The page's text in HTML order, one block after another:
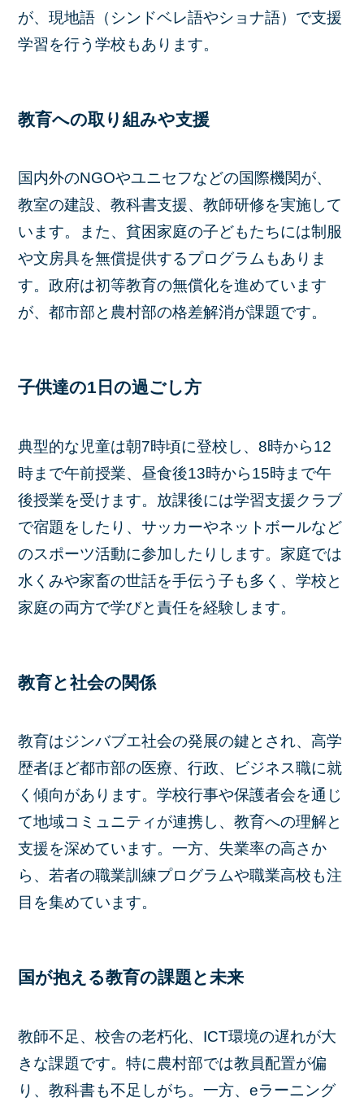
が、現地語（シンドベレ語やショナ語）で支援
学習を行う学校もあります。
教育への取り組みや支援
国内外のNGOやユニセフなどの国際機関が、
教室の建設、教科書支援、教師研修を実施して
います。また、貧困家庭の子どもたちには制服
や文房具を無償提供するプログラムもありま
す。政府は初等教育の無償化を進めています
が、都市部と農村部の格差解消が課題です。
子供達の1日の過ごし方
典型的な児童は朝7時頃に登校し、8時から12
時まで午前授業、昼食後13時から15時まで午
後授業を受けます。放課後には学習支援クラブ
で宿題をしたり、サッカーやネットボールなど
のスポーツ活動に参加したりします。家庭では
水くみや家畜の世話を手伝う子も多く、学校と
家庭の両方で学びと責任を経験します。
教育と社会の関係
教育はジンバブエ社会の発展の鍵とされ、高学
歴者ほど都市部の医療、行政、ビジネス職に就
く傾向があります。学校行事や保護者会を通じ
て地域コミュニティが連携し、教育への理解と
支援を深めています。一方、失業率の高さか
ら、若者の職業訓練プログラムや職業高校も注
目を集めています。
国が抱える教育の課題と未来
教師不足、校舎の老朽化、ICT環境の遅れが大
きな課題です。特に農村部では教員配置が偏
り、教科書も不足しがち。一方、eラーニング